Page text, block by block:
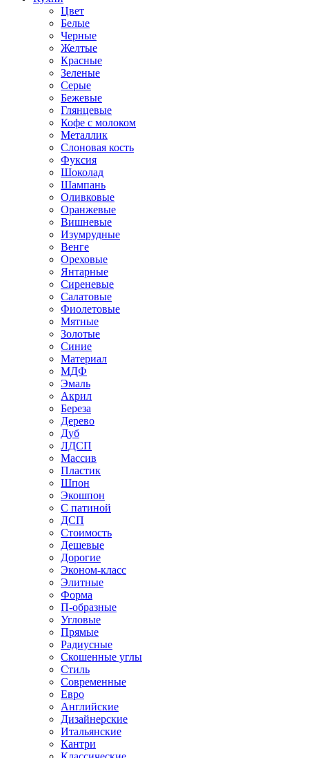
Цвет
Белые
Черные
Желтые
Красные
Зеленые
Серые
Бежевые
Глянцевые
Кофе с молоком
Металлик
Слоновая кость
Фуксия
Шоколад
Шампань
Оливковые
Оранжевые
Вишневые
Изумрудные
Венге
Ореховые
Янтарные
Сиреневые
Салатовые
Фиолетовые
Мятные
Золотые
Синие
Материал
МДФ
Эмаль
Акрил
Береза
Дерево
Дуб
ЛДСП
Массив
Пластик
Шпон
Экошпон
С патиной
ДСП
Стоимость
Дешевые
Дорогие
Эконом-класс
Элитные
Форма
П-образные
Угловые
Прямые
Радиусные
Скошенные углы
Стиль
Современные
Евро
Английские
Дизайнерские
Итальянские
Кантри